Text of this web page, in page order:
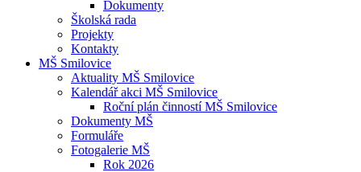
Dokumenty
Školská rada
Projekty
Kontakty
MŠ Smilovice
Aktuality MŠ Smilovice
Kalendář akci MŠ Smilovice
Roční plán činností MŠ Smilovice
Dokumenty MŠ
Formuláře
Fotogalerie MŠ
Rok 2026